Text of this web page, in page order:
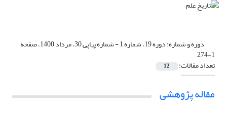
دوره و شماره: دوره 19، شماره 1 - شماره پیاپی 30، مرداد 1400، صفحه
1-274
تعداد مقالات: 12
مقاله پژوهشی